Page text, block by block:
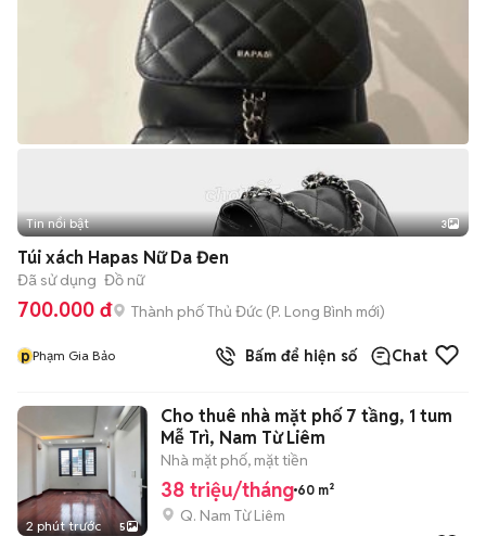
Tin nổi bật 3
Túi xách Hapas Nữ Da Đen
Đã sử dụng Đồ nữ
700.000 đ Thành phố Thủ Đức (P. Long Bình mới)
pPhạm Gia Bảo Bấm để hiện số Chat
2 phút trước 5
Cho thuê nhà mặt phố 7 tầng, 1 tum
Mễ Trì, Nam Từ Liêm
Nhà mặt phố, mặt tiền
38 triệu/tháng 60 m²
Q. Nam Từ Liêm